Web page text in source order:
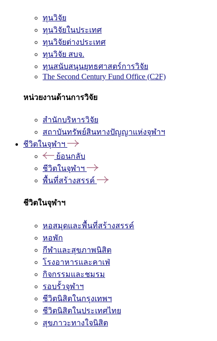
ทุนวิจัย
ทุนวิจัยในประเทศ
ทุนวิจัยต่างประเทศ
ทุนวิจัย สบจ.
ทุนสนับสนุนยุทธศาสตร์การวิจัย
The Second Century Fund Office (C2F)
หน่วยงานด้านการวิจัย
สำนักบริหารวิจัย
สถาบันทรัพย์สินทางปัญญาแห่งจุฬาฯ
ชีวิตในจุฬาฯ
ย้อนกลับ
ชีวิตในจุฬาฯ
พื้นที่สร้างสรรค์
ชีวิตในจุฬาฯ
หอสมุดและพื้นที่สร้างสรรค์
หอพัก
กีฬาและสุขภาพนิสิต
โรงอาหารและคาเฟ่
กิจกรรมและชมรม
รอบรั้วจุฬาฯ
ชีวิตนิสิตในกรุงเทพฯ
ชีวิตนิสิตในประเทศไทย
สุขภาวะทางใจนิสิต